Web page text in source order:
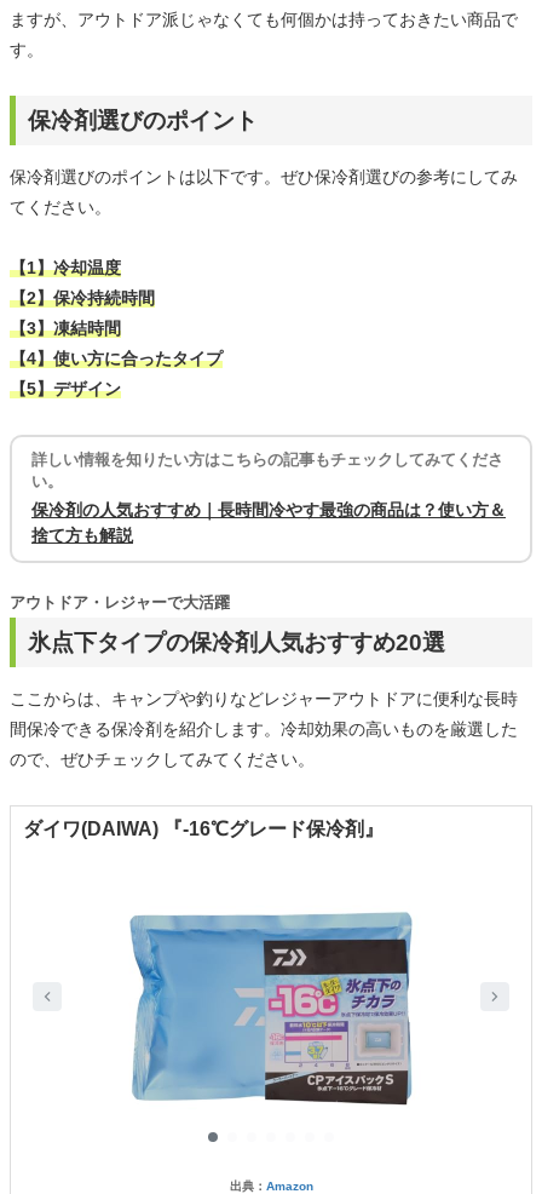
ますが、アウトドア派じゃなくても何個かは持っておきたい商品で
す。
保冷剤選びのポイント
保冷剤選びのポイントは以下です。ぜひ保冷剤選びの参考にしてみ
てください。
【1】冷却温度
【2】保冷持続時間
【3】凍結時間
【4】使い方に合ったタイプ
【5】デザイン
詳しい情報を知りたい方はこちらの記事もチェックしてみてくださ
い。
保冷剤の人気おすすめ｜長時間冷やす最強の商品は？使い方＆
捨て方も解説
氷点下タイプの保冷剤人気おすすめ20選
アウトドア・レジャーで大活躍
ここからは、キャンプや釣りなどレジャーアウトドアに便利な長時
間保冷できる保冷剤を紹介します。冷却効果の高いものを厳選した
ので、ぜひチェックしてみてください。
ダイワ(DAIWA) 『-16℃グレード保冷剤』
出典： Amazon